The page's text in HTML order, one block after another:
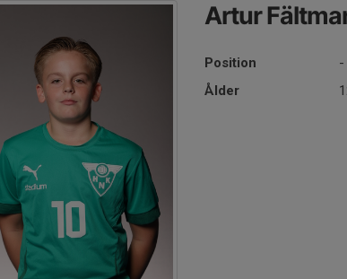
Artur
Position
-
Ålder